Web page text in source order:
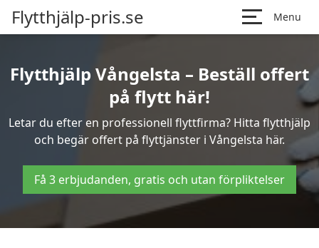
Flytthjälp-pris.se Menu
Flytthjälp Vångelsta – Beställ offert
på flytt här!
Letar du efter en professionell flyttfirma? Hitta flytthjälp
och begär offert på flyttjänster i Vångelsta här.
Få 3 erbjudanden, gratis och utan förpliktelser